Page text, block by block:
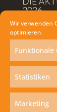
Wir verwenden
optimieren.
Funktionale
Statistiken
Marketing
2026